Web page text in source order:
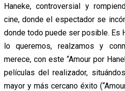
Haneke, controversial y
cine, donde el espectador se
donde todo puede ser posible. Es
lo queremos, realzamos y
merece, con este “Amour por
películas del realizador,
mayor y más cercano éxito